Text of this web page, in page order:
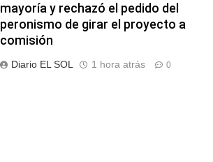
mayoría y rechazó el pedido del
peronismo de girar el proyecto a
comisión
Diario EL SOL 1 hora atrás 0